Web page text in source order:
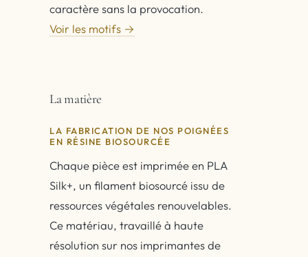
caractère sans la provocation.
Voir les motifs →
La matière
LA FABRICATION DE NOS POIGNÉES
EN RÉSINE BIOSOURCÉE
Chaque pièce est imprimée en PLA
Silk+, un filament biosourcé issu de
ressources végétales renouvelables.
Ce matériau, travaillé à haute
résolution sur nos imprimantes de